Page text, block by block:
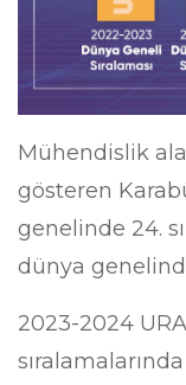
Mühendislik
gösteren
genelinde 24.
dünya genelinde
2023-2024